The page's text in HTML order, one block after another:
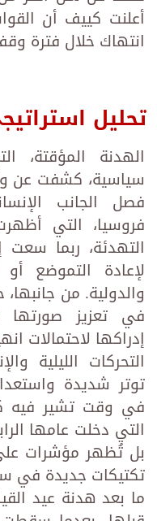
انتهاك خلال فترة
تحليل
الهدنة المؤقتة،
سياسية، كشفت عن
فصل الجانب
فروسيا، التي
التهدئة، ربما
لإعادة التموضع أو
والدولية. من
في تعزيز صورتها
إدراكها لاحتمالات
التحركات الليلية
توتر شديدة
في وقت تشير فيه
التي دخلت عامها
بل تُظهر مؤشرات
تكتيكات جديدة في
ما بعد هدنة عيد